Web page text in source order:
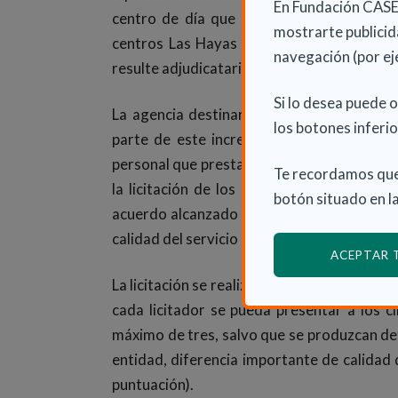
En Fundación
mostrarte
navegación (por
Si lo desea puede
los botones
Te recordamos
botón situado en
ACEPTAR
centro de día que acogerá alrededor
centros Las Hayas y Valle del Roncal.
resulte adjudicataria de Las Hayas.
La agencia destinará a estas
parte de este incremento se debe a la
personal que presta sus servicios en estos
la licitación de los 7 pisos funcionales,
acuerdo alcanzado con los sindicatos
calidad del servicio en los centros y
La licitación se realizará en un único
cada licitador se pueda presentar a los
máximo de tres, salvo que se produzcan
entidad, diferencia importante de
puntuación).